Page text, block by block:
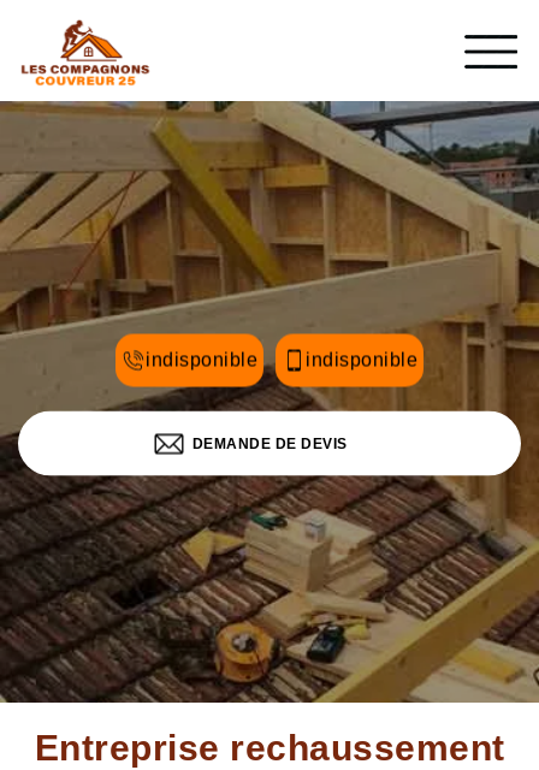
indisponible indisponible
DEMANDE DE DEVIS
Entreprise rechaussement